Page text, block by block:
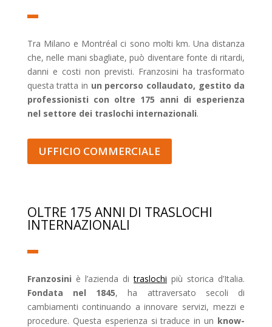
Tra Milano e Montréal ci sono molti km. Una distanza
che, nelle mani sbagliate, può diventare fonte di ritardi,
danni e costi non previsti. Franzosini ha trasformato
questa tratta in un percorso collaudato, gestito da
professionisti con oltre 175 anni di esperienza
nel settore dei traslochi internazionali.
UFFICIO COMMERCIALE
OLTRE 175 ANNI DI TRASLOCHI
INTERNAZIONALI
Franzosini è l’azienda ditraslochi più storica d’Italia.
Fondata nel 1845, ha attraversato secoli di
cambiamenti continuando a innovare servizi, mezzi e
procedure. Questa esperienza si traduce in un know-